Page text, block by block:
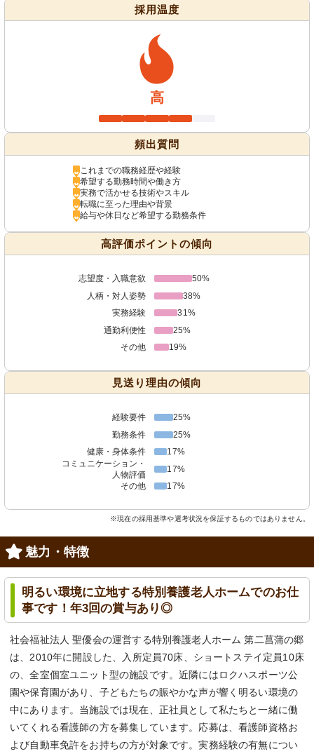
採用温度
高
頻出質問
これまでの職務経歴や経験
希望する勤務時間や働き方
実務で活かせる技術やスキル
転職に至った理由や背景
給与や休日など希望する勤務条件
高評価ポイントの傾向
志望度・入職意欲
50%
人柄・対人姿勢
38%
実務経験
31%
通勤利便性
25%
その他
19%
見送り理由の傾向
経験要件
25%
勤務条件
25%
健康・身体条件
17%
コミュニケーション・
人物評価
17%
その他
17%
※現在の採用基準や選考状況を保証するものではありません。
魅力・特徴
明るい環境に立地する特別養護老人ホームでのお仕
事です！年3回の賞与あり◎
社会福祉法人 聖優会の運営する特別養護老人ホーム 第二菖蒲の郷
は、2010年に開設した、入所定員70床、ショートステイ定員10床
の、全室個室ユニット型の施設です。近隣にはロクハスポーツ公
園や保育園があり、子どもたちの賑やかな声が響く明るい環境の
中にあります。当施設では現在、正社員として私たちと一緒に働
いてくれる看護師の方を募集しています。応募は、看護師資格お
よび自動車免許をお持ちの方が対象です。実務経験の有無につい